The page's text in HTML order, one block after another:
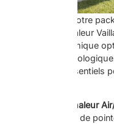
Découvrez notre
pompe à chaleur
confort thermique
empreinte
éléments essentiels
Pompe à chaleur
technologie de